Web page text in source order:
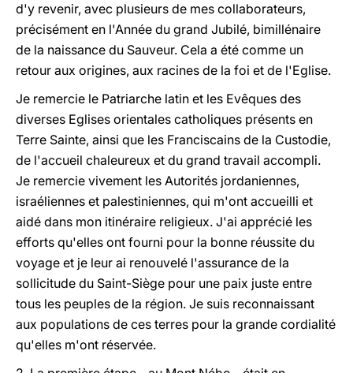
d'y revenir, avec plusieurs de mes collaborateurs,
précisément en l'Année du grand Jubilé, bimillénaire
de la naissance du Sauveur. Cela a été comme un
retour aux origines, aux racines de la foi et de l'Eglise.
Je remercie le Patriarche latin et les Evêques des
diverses Eglises orientales catholiques présents en
Terre Sainte, ainsi que les Franciscains de la Custodie,
de l'accueil chaleureux et du grand travail accompli.
Je remercie vivement les Autorités jordaniennes,
israéliennes et palestiniennes, qui m'ont accueilli et
aidé dans mon itinéraire religieux. J'ai apprécié les
efforts qu'elles ont fourni pour la bonne réussite du
voyage et je leur ai renouvelé l'assurance de la
sollicitude du Saint-Siège pour une paix juste entre
tous les peuples de la région. Je suis reconnaissant
aux populations de ces terres pour la grande cordialité
qu'elles m'ont réservée.